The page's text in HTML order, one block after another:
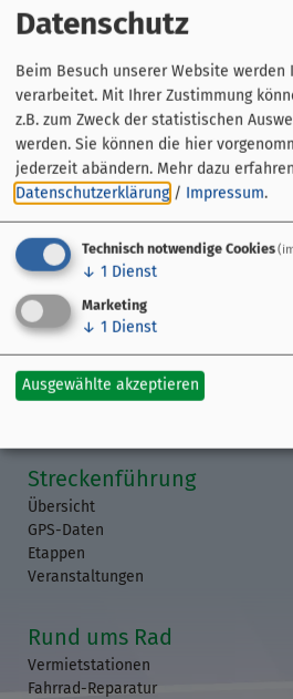
Streckenführung
Übersicht
GPS-Daten
Etappen
Veranstaltungen
Rund ums Rad
Vermietstationen
Fahrrad-Reparatur
Datenschutz
Beim Besuch unserer Website
verarbeitet. Mit Ihrer Zustimmung
z.B. zum Zweck der statistischen
werden. Sie können die hier
jederzeit abändern. Mehr dazu
Datenschutzerklärung / Impressum.
Technisch notwendige Cookies
↓ 1 Dienst
Marketing
↓ 1 Dienst
Ausgewählte akzeptieren